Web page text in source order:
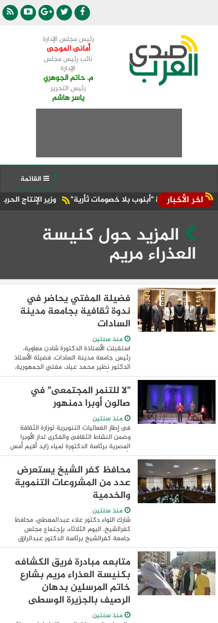
رئيس مجلس الإدارة
أمانى الموجى
نائب رئيس مجلس
الإدارة
م. حاتم الجوهري
رئيس التحرير
ياسر هاشم
اخر الأخبار وزير الإنتاج الحربي مبادرة "أبنوب بلا خصومات ثأرية"
المزيد حول كنيسة
العذراء مريم
فضيلة المفتي يحاضر في
ندوة ثقافية بجامعة مدينة
السادات
منذ سنتين
استقبلت الأستاذة الدكتورة شادن معاوية،
رئيس جامعة مدينة السادات، فضيلة الأستاذ
الدكتور نظير محمد عياد، مفتي الجمهورية،
ورئيس الأمانة العامة لدور وهيئات الإفتاء في
العالم، في إطار التنسيق مع المجلس ...
"لا للتنمر المجتمعى" في
صالون أوبرا دمنهور
منذ سنتين
فى إطار الفعاليات التنويرية لوزارة الثقافة
وضمن النشاط الثقافى والفكرى لدار الأوبرا
المصرية برئاسة الدكتورة لمياء زايد أقيم أمس
الأربعاء ٦ نوفمبر بدار أوبرا دمنهور صالون
ثقافي بعنوان "لا للتنمر ...
محافظ كفر الشيخ يستعرض
عدد من المشروعات التنموية
والخدمية
منذ سنتين
شارك اللواء دكتور علاء عبدالمعطي، محافظ
كفرالشيخ، اليوم الثلاثاء، بإجتماع مجلس
جامعة كفرالشيخ برئاسة الدكتور عبدالرازق
دسوقى، رئيس الجامعة، وذلك لمناقشة عدد
من الملفات التعليمية والتنموية، وتحقيق ...
متابعه مبادرة فريق الكشافه
بكنيسة العذراء مريم بشارع
خاتم المرسلين بدهان
الرصيف بالجزيرة الوسطى
منذ سنتين